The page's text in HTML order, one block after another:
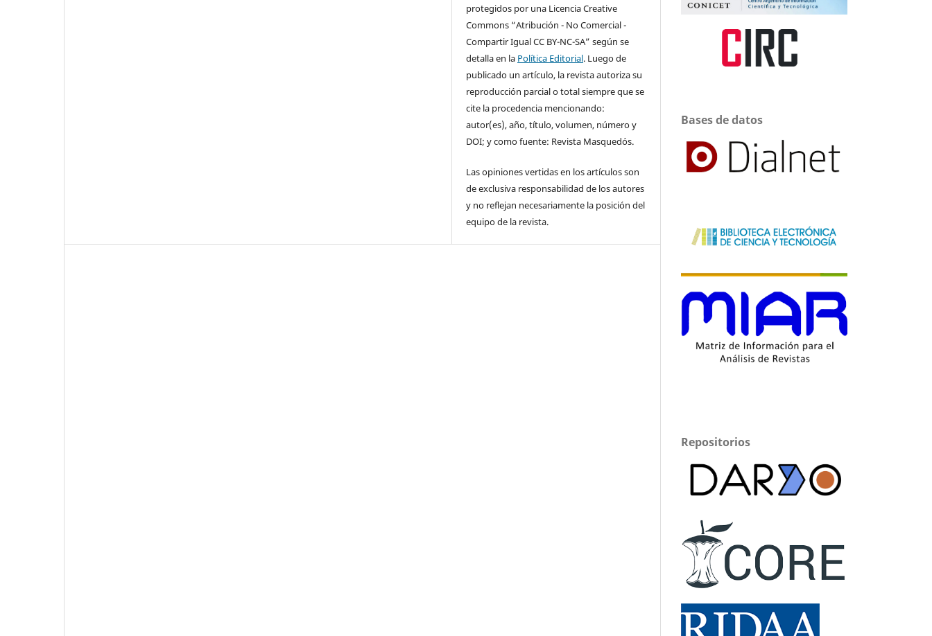
protegidos por una Licencia Creative
Commons “Atribución - No Comercial -
Compartir Igual CC BY-NC-SA” según se
detalla en la Política Editorial. Luego de
publicado un artículo, la revista autoriza su
reproducción parcial o total siempre que se
cite la procedencia mencionando:
autor(es), año, título, volumen, número y
DOI; y como fuente: Revista Masquedós.
Las opiniones vertidas en los artículos son
de exclusiva responsabilidad de los autores
y no reflejan necesariamente la posición del
equipo de la revista.
Bases de datos
Repositorios